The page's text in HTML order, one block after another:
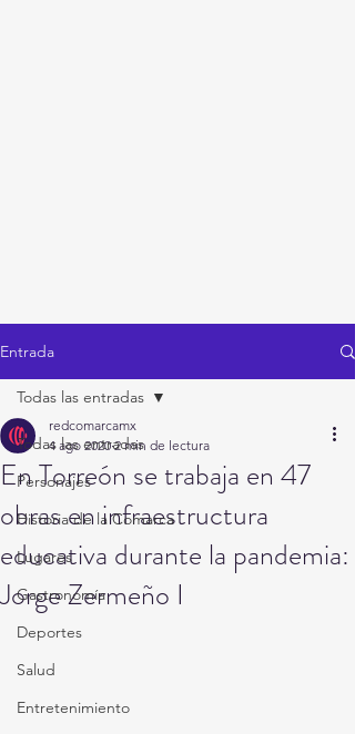
Entrada
Todas las entradas
Personajes
Historia de la Comarca
Lugares
Gastronomía
Deportes
Salud
Entretenimiento
Todas las entradas
En Torreón se trabaja en 47
obras en infraestructura
educativa durante la pandemia:
Jorge Zermeño I
redcomarcamx
4 ago 2020 2 min de lectura